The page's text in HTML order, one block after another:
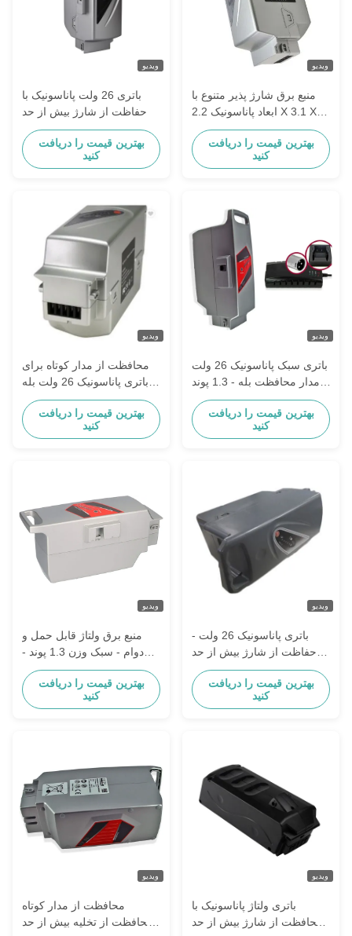
ویدیو
باتری 26 ولت پاناسونیک با
حفاظت از شارژ بیش از حد
بهترین قیمت را دریافت
کنید
ویدیو
منبع برق شارژ پذیر متنوع با
ابعاد پاناسونیک 2.2 X 3.1 X
4.2 اینچ
بهترین قیمت را دریافت
کنید
ویدیو
محافظت از مدار کوتاه برای
باتری پاناسونیک 26 ولت بله
2-3 ساعت زمان اجرا
بهترین قیمت را دریافت
کنید
ویدیو
باتری سبک پاناسونیک 26 ولت
- مدار محافظت بله - 1.3 پوند
- ولتاژ 26 ولت
بهترین قیمت را دریافت
کنید
ویدیو
منبع برق ولتاژ قابل حمل و
دوام - سبک وزن 1.3 پوند -
ظرفیت 2.6Ah
بهترین قیمت را دریافت
کنید
ویدیو
باتری پاناسونیک 26 ولت -
حفاظت از شارژ بیش از حد
برای کاربردهای صنعتی
بهترین قیمت را دریافت
کنید
ویدیو
محافظت از مدار کوتاه
محافظت از تخلیه بیش از حد
ویدیو
باتری ولتاژ پاناسونیک با
محافظت از شارژ بیش از حد